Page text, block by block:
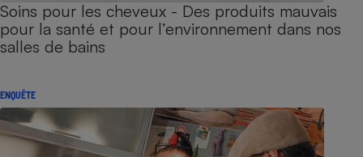
Soins pour les cheveux - Des produits mauvais
pour la santé et pour l’environnement dans nos
salles de bains
ENQUÊTE